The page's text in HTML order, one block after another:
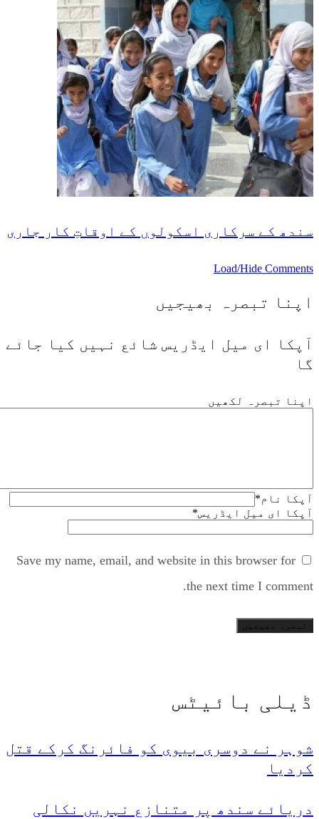
سندھ کے سرکاری اسکولوں کے اوقاتِ کار جاری
Load/Hide Comments
اپنا تبصرہ بھیجیں
آپکا ای میل ایڈریس شائع نہیں کیا جائے
گا
اپنا تبصرہ لکھیں
آپکا نام*
آپکا ای میل ایڈریس*
Save my name, email, and website in this browser for
the next time I comment.
ڈیلی بائیٹس
شوہر نے دوسری بیوی کو فائرنگ کرکے قتل
کردیا
دریائے سندھ پر متنازع نہریں نکالی